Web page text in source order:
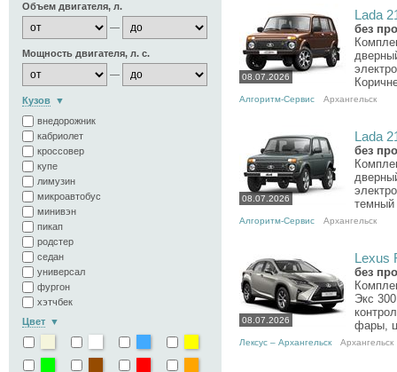
Объем двигателя, л.
—
Мощность двигателя, л. с.
—
Кузов
внедорожник
кабриолет
кроссовер
купе
лимузин
микроавтобус
минивэн
пикап
родстер
седан
универсал
фургон
хэтчбек
Цвет
08.07.2026
Lada
без
Алгоритм-Сервис Архангельск
08.07.2026
Lada
без
темный
Алгоритм-Сервис Архангельск
08.07.2026
Lexus
без
Экс
фары,
Лексус – Архангельск Архангельск